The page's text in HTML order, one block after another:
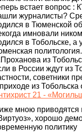
встает вопрос :
журналисты?
в Тюменской
имновали
в Тобольске, а
из
в России ждут из
советники
из
21 -
мною приводятся
хорошо
политику